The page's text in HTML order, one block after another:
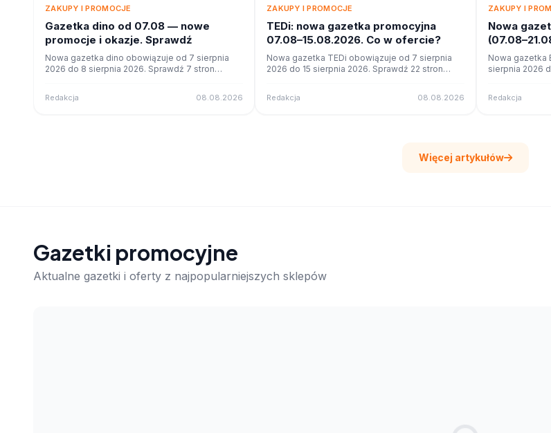
ZAKUPY I PROMOCJE
Gazetka dino od 07.08 — nowe
promocje i okazje. Sprawdź
Nowa gazetka dino obowiązuje od 7 sierpnia
2026 do 8 sierpnia 2026. Sprawdź 7 stron
Redakcja 08.08.2026
ZAKUPY I PROMOCJE
TEDi: nowa gazetka promocyjna
07.08–15.08.2026. Co w ofercie?
Nowa gazetka TEDi obowiązuje od 7 sierpnia
2026 do 15 sierpnia 2026. Sprawdź 22 stron
Redakcja 08.08.2026
ZAKUPY I
Nowa
promocje
Nowa gazetka
sierpnia 2026
Redakcja
Więcej artykułów
Gazetki promocyjne
Aktualne gazetki i oferty z najpopularniejszych sklepów